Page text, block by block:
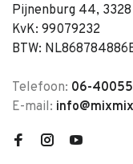
Pijnenburg 44,
KvK: 99079232
BTW:
Telefoon: 06-
E-mail: